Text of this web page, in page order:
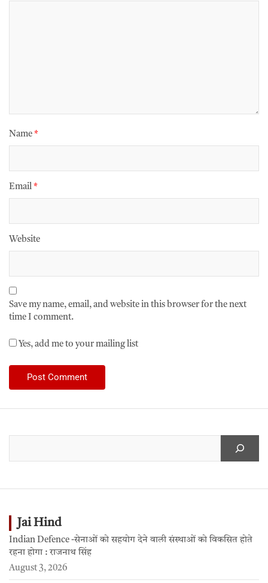
Name *
Email *
Website
Save my name, email, and website in this browser for the next
time I comment.
Yes, add me to your mailing list
Jai Hind
Indian Defence -सेनाओं को सहयोग देने वाली संस्थाओं को विकसित होते
रहना होगा : राजनाथ सिंह
August 3, 2026